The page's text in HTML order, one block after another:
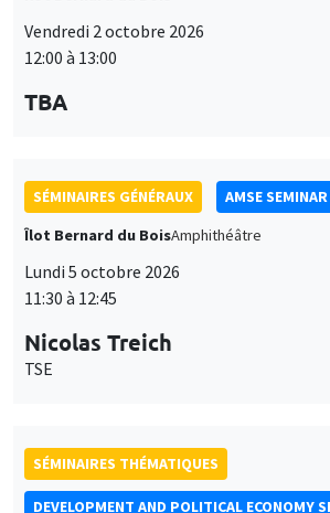
Vendredi 2 octobre 2026
12:00 à 13:00
TBA
SÉMINAIRES GÉNÉRAUX
AMSE SEMINAR
Îlot Bernard du BoisAmphithéâtre
Lundi 5 octobre 2026
11:30 à 12:45
Nicolas Treich
TSE
SÉMINAIRES THÉMATIQUES
DEVELOPMENT AND POLITICAL ECONOMY